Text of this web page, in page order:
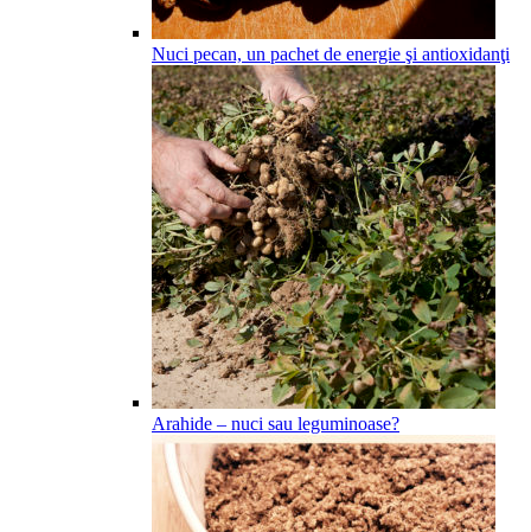
Nuci pecan, un pachet de energie şi antioxidanţi
Arahide – nuci sau leguminoase?